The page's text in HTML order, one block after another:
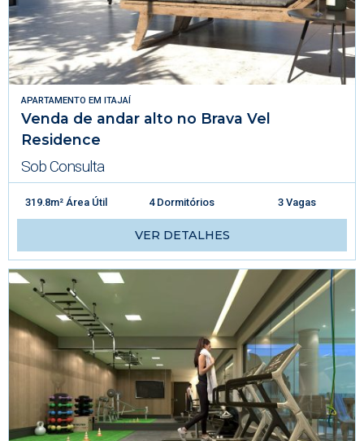
APARTAMENTO EM ITAJAÍ
Venda de andar alto no Brava Vel
Residence
Sob Consulta
319.8m² Área Útil 4 Dormitórios 3 Vagas
VER DETALHES